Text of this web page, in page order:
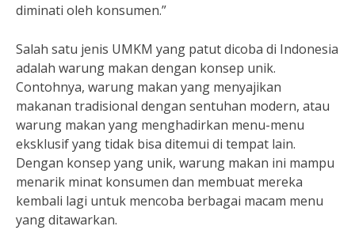
diminati oleh konsumen.”
Salah satu jenis UMKM yang patut dicoba di Indonesia
adalah warung makan dengan konsep unik.
Contohnya, warung makan yang menyajikan
makanan tradisional dengan sentuhan modern, atau
warung makan yang menghadirkan menu-menu
eksklusif yang tidak bisa ditemui di tempat lain.
Dengan konsep yang unik, warung makan ini mampu
menarik minat konsumen dan membuat mereka
kembali lagi untuk mencoba berbagai macam menu
yang ditawarkan.